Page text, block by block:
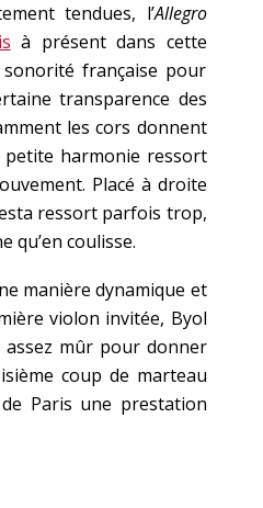
tendues, l’Allegro
à présent dans cette
française pour
transparence des
les cors donnent
harmonie ressort
Placé à droite
ressort parfois trop,
qu’en coulisse.
manière dynamique et
violon invitée, Byol
assez mûr pour donner
coup de marteau
Paris une prestation